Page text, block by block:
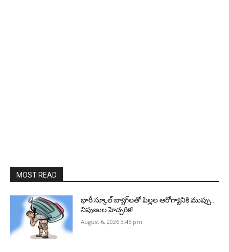
MOST READ
భారీ స్కూల్ బ్యాగ్‌లతో పిల్లల ఆరోగ్యానికి ముప్పు..
నిపుణుల హెచ్చరిక!
August 6, 2026 3:45 pm